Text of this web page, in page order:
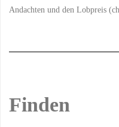
Andachten und den Lobpreis
Finden